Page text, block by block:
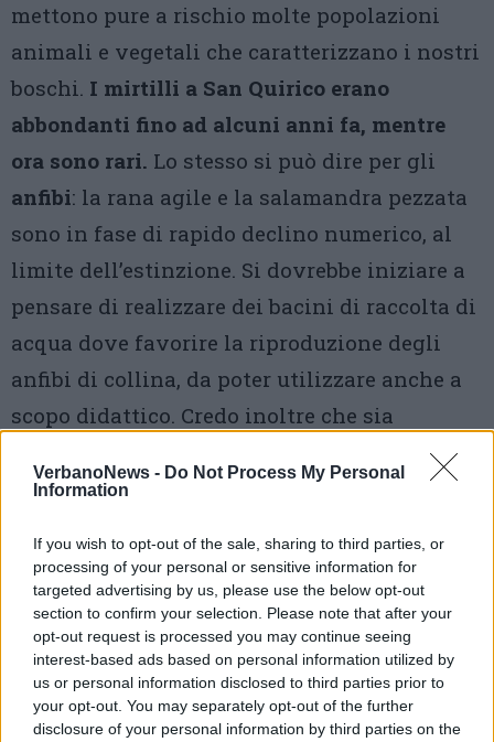
VerbanoNews - Do Not Process My Personal
Information
If you wish to opt-out of the sale, sharing to third parties, or
processing of your personal or sensitive information for
targeted advertising by us, please use the below opt-out
section to confirm your selection. Please note that after your
opt-out request is processed you may continue seeing
interest-based ads based on personal information utilized by
us or personal information disclosed to third parties prior to
your opt-out. You may separately opt-out of the further
disclosure of your personal information by third parties on the
mettono pure a rischio molte popolazioni
animali e vegetali che caratterizzano i nostri
boschi. I mirtilli a San Quirico erano
abbondanti fino ad alcuni anni fa, mentre
ora sono rari. Lo stesso si può dire per gli
anfibi: la rana agile e la salamandra pezzata
sono in fase di rapido declino numerico, al
limite dell’estinzione. Si dovrebbe iniziare a
pensare di realizzare dei bacini di raccolta di
acqua dove favorire la riproduzione degli
anfibi di collina, da poter utilizzare anche a
scopo didattico. Credo inoltre che sia
sorveglianza del bosco stesso. Penserei ad
particolare se ad infrarossi, si sono spesso
rilevate utili al monitoraggio delle attività
umane (anche illecite) e ad una rapida
individuazione dei principi di incendio».